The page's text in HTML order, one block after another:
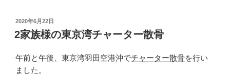
投
稿
日:
2020年6月22日
2家族様の東京湾チャーター散骨
午前と午後、東京湾羽田空港沖でチャーター散骨を行い
ました。